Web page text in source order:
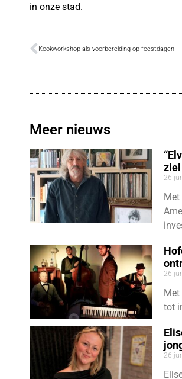
in onze stad.
Kookworkshop als voorbereiding op feestdagen
Meer nieuws
ziel
26
Met
26
tot
26